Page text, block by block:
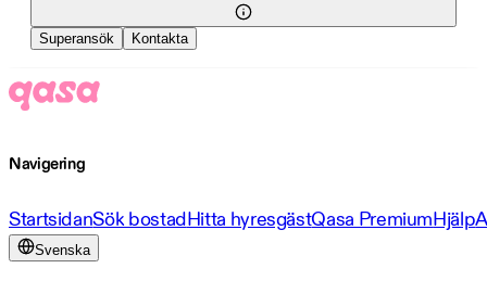
Superansök Kontakta
Navigering
StartsidanSök bostadHitta hyresgästQasa PremiumHjälp
Svenska